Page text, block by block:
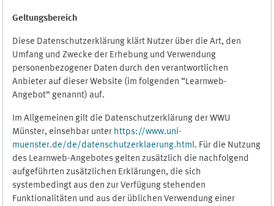
Geltungsbereich
Diese Datenschutzerklärung klärt Nutzer über die Art, den
Umfang und Zwecke der Erhebung und Verwendung
personenbezogener Daten durch den verantwortlichen
Anbieter auf dieser Website (im folgenden “Learnweb-
Angebot” genannt) auf.
Im Allgemeinen gilt die Datenschutzerklärung der WWU
Münster, einsehbar unter https://www.uni-
muenster.de/de/datenschutzerklaerung.html. Für die Nutzung
des Learnweb-Angebotes gelten zusätzlich die nachfolgend
aufgeführten zusätzlichen Erklärungen, die sich
systembedingt aus den zur Verfügung stehenden
Funktionalitäten und aus der üblichen Verwendung einer